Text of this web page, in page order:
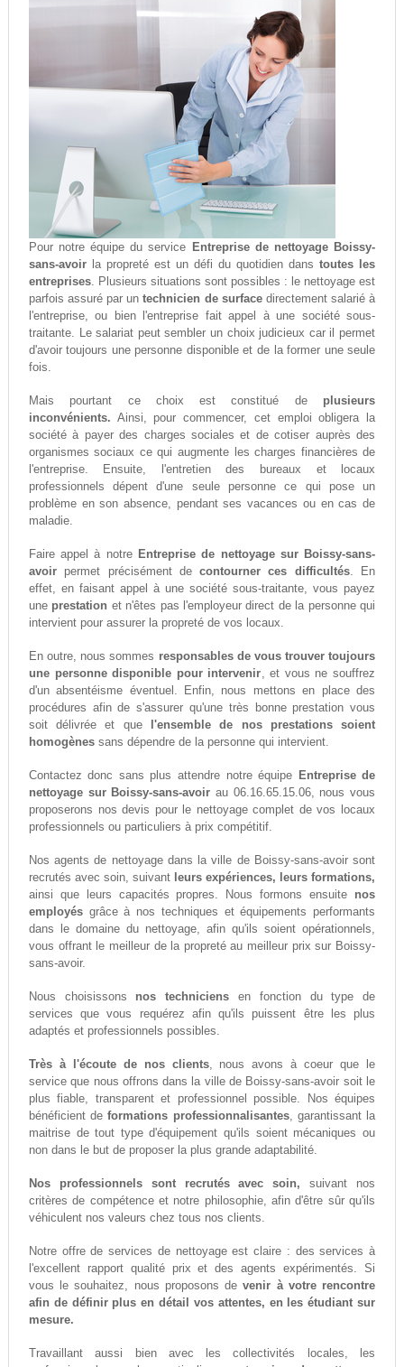
Pour notre équipe du service Entreprise de nettoyage Boissy-
sans-avoirla propreté est un défi du quotidien danstoutes les
entreprises. Plusieurs situations sont possibles : le nettoyage est
parfois assuré par untechnicien de surfacedirectement salarié à
l'entreprise, ou bien l'entreprise fait appel à une société sous-
traitante. Le salariat peut sembler un choix judicieux car il permet
d'avoir toujours une personne disponible et de la former une seule
fois.
Mais pourtant ce choix est constitué de plusieurs
inconvénients. Ainsi, pour commencer, cet emploi obligera la
société à payer des charges sociales et de cotiser auprès des
organismes sociaux ce qui augmente les charges financières de
l'entreprise. Ensuite, l'entretien des bureaux et locaux
professionnels dépent d'une seule personne ce qui pose un
problème en son absence, pendant ses vacances ou en cas de
maladie.
Faire appel à notre Entreprise de nettoyage sur Boissy-sans-
avoirpermet précisément decontourner ces difficultés. En
effet, en faisant appel à une société sous-traitante, vous payez
une prestation et n'êtes pas l'employeur direct de la personne qui
intervient pour assurer la propreté de vos locaux.
En outre, nous sommes responsables de vous trouver toujours
une personne disponible pour intervenir, et vous ne souffrez
d'un absentéisme éventuel. Enfin, nous mettons en place des
procédures afin de s'assurer qu'une très bonne prestation vous
soit délivrée et que
l'ensemble de nos prestations soient
homogènessans dépendre de la personne qui intervient.
Contactez donc sans plus attendre notre équipe Entreprise de
nettoyage sur Boissy-sans-avoir au 06.16.65.15.06, nous vous
proposerons nos devis pour le nettoyage complet de vos locaux
professionnels ou particuliers à prix compétitif.
Nos agents de nettoyage dans la ville de Boissy-sans-avoir sont
recrutés avec soin, suivant leurs expériences, leurs formations,
ainsi que leurs capacités propres. Nous formons ensuite nos
employésgrâce à nos techniques et équipements performants
dans le domaine du nettoyage, afin qu'ils soient opérationnels,
vous offrant le meilleur de la propreté au meilleur prix sur Boissy-
sans-avoir.
Nous choisissons nos techniciens en fonction du type de
services que vous requérez afin qu'ils puissent être les plus
adaptés et professionnels possibles.
Très à l'écoute de nos clients, nous avons à coeur que le
service que nous offrons dans la ville de Boissy-sans-avoir soit le
plus fiable, transparent et professionnel possible. Nos équipes
bénéficient deformations professionnalisantes, garantissant la
maitrise de tout type d'équipement qu'ils soient mécaniques ou
non dans le but de proposer la plus grande adaptabilité.
Nos professionnels sont recrutés avec soin, suivant nos
critères de compétence et notre philosophie, afin d'être sûr qu'ils
véhiculent nos valeurs chez tous nos clients.
Notre offre de services de nettoyage est claire : des services à
l'excellent rapport qualité prix et des agents expérimentés. Si
vous le souhaitez, nous proposons devenir à votre rencontre
afin de définir plus en détail vos attentes, en les étudiant sur
mesure.
Travaillant aussi bien avec les collectivités locales, les